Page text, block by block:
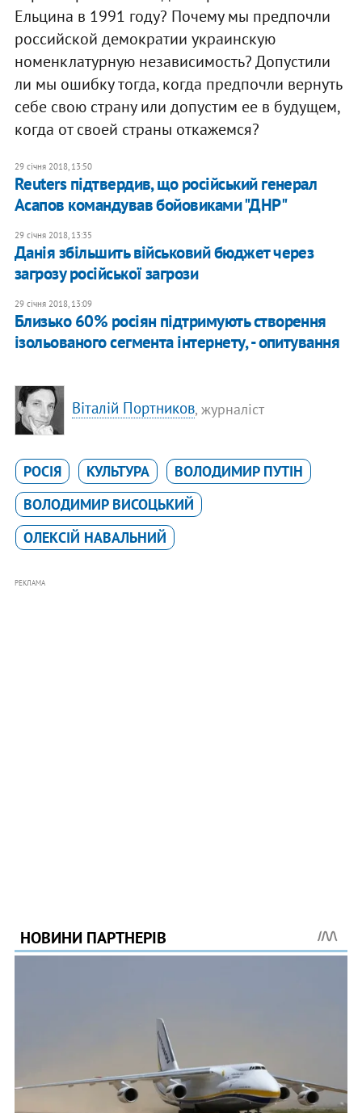
Ельцина в 1991 году? Почему мы предпочли
российской демократии украинскую
номенклатурную независимость? Допустили
ли мы ошибку тогда, когда предпочли вернуть
себе свою страну или допустим ее в будущем,
когда от своей страны откажемся?
29 січня 2018, 13:50
Reuters підтвердив, що російський генерал
Асапов командував бойовиками "ДНР"
29 січня 2018, 13:35
Данія збільшить військовий бюджет через
загрозу російської загрози
29 січня 2018, 13:09
Близько 60% росіян підтримують створення
ізольованого сегмента інтернету, - опитування
Віталій Портников, журналіст
РОСІЯ КУЛЬТУРА
ВОЛОДИМИР ПУТІН
ВОЛОДИМИР ВИСОЦЬКИЙ
ОЛЕКСІЙ НАВАЛЬНИЙ
РЕКЛАМА